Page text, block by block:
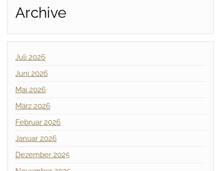
Archive
Juli 2026
Juni 2026
Mai 2026
März 2026
Februar 2026
Januar 2026
Dezember 2025